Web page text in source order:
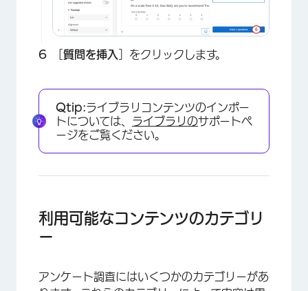
質問を挿入 ］をクリックします。
Qtip:ライブラリコンテンツのインポー
トについては、 ライブラリのサポートペ
ージをご覧ください。
利用可能なコンテンツのカテゴリ
ー
アンケート調査にはいくつかのカテゴリーがあ